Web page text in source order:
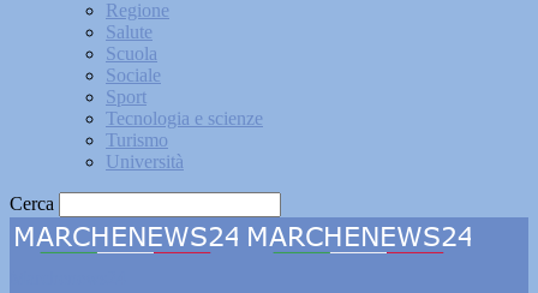
Regione
Salute
Scuola
Sociale
Sport
Tecnologia e scienze
Turismo
Università
Cerca